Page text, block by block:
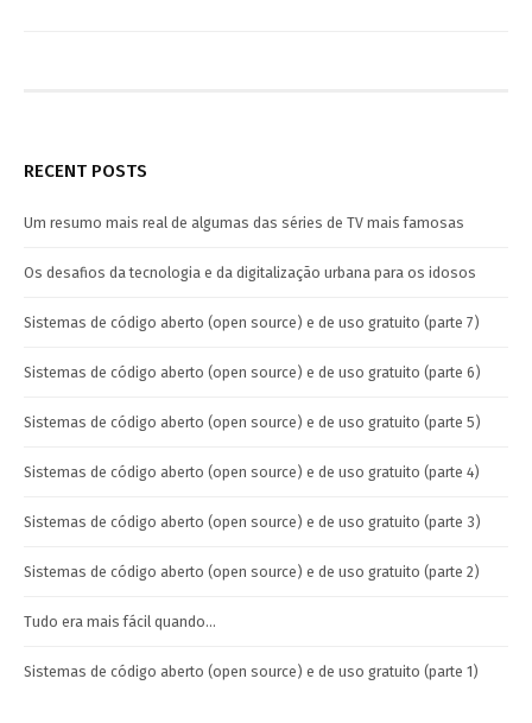
RECENT POSTS
Um resumo mais real de algumas das séries de TV mais famosas
Os desafios da tecnologia e da digitalização urbana para os idosos
Sistemas de código aberto (open source) e de uso gratuito (parte 7)
Sistemas de código aberto (open source) e de uso gratuito (parte 6)
Sistemas de código aberto (open source) e de uso gratuito (parte 5)
Sistemas de código aberto (open source) e de uso gratuito (parte 4)
Sistemas de código aberto (open source) e de uso gratuito (parte 3)
Sistemas de código aberto (open source) e de uso gratuito (parte 2)
Tudo era mais fácil quando…
Sistemas de código aberto (open source) e de uso gratuito (parte 1)